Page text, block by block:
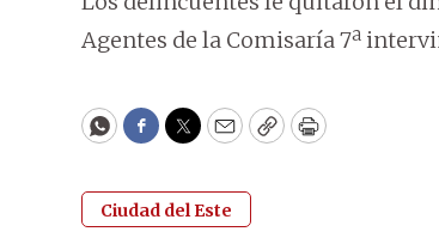
Agentes de la Comisaría 7ª
WhatsApp
Facebook
Twitter
EmailCopyPrint
Ciudad del Este